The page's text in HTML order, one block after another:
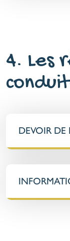
4. Les
DEVOIR DE